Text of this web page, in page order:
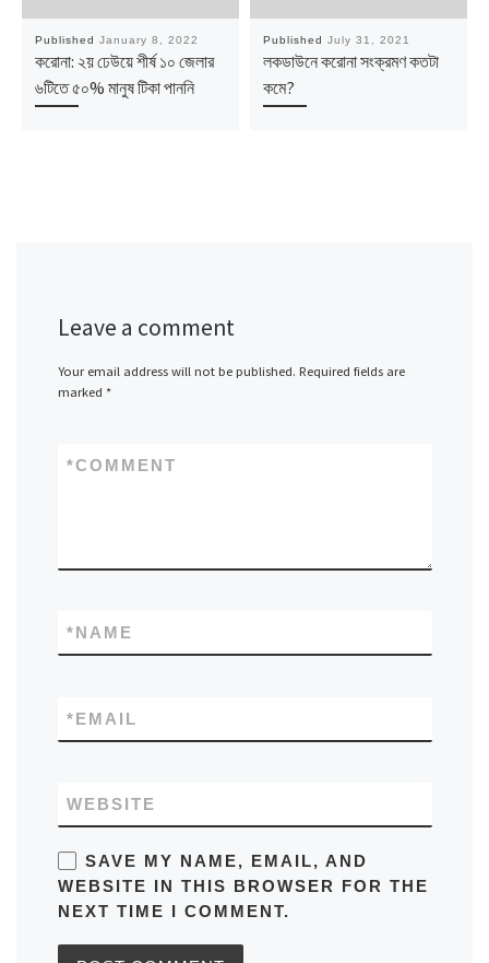
Published January 8, 2022
করোনা: ২য় ঢেউয়ে শীর্ষ ১০ জেলার
৬টিতে ৫০% মানুষ টিকা পাননি
Published July 31, 2021
লকডাউনে করোনা সংক্রমণ কতটা
কমে?
Leave a comment
Your email address will not be published. Required fields are
marked *
COMMENT
*
NAME
*
EMAIL
*
WEBSITE
SAVE MY NAME, EMAIL, AND
WEBSITE IN THIS BROWSER FOR THE
NEXT TIME I COMMENT.